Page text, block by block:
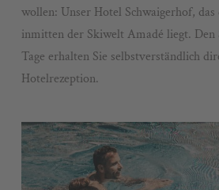
wollen: Unser Hotel Schwaigerhof,
inmitten der Skiwelt Amadé liegt. Den
Tage erhalten Sie selbstverständlich
Hotelrezeption.